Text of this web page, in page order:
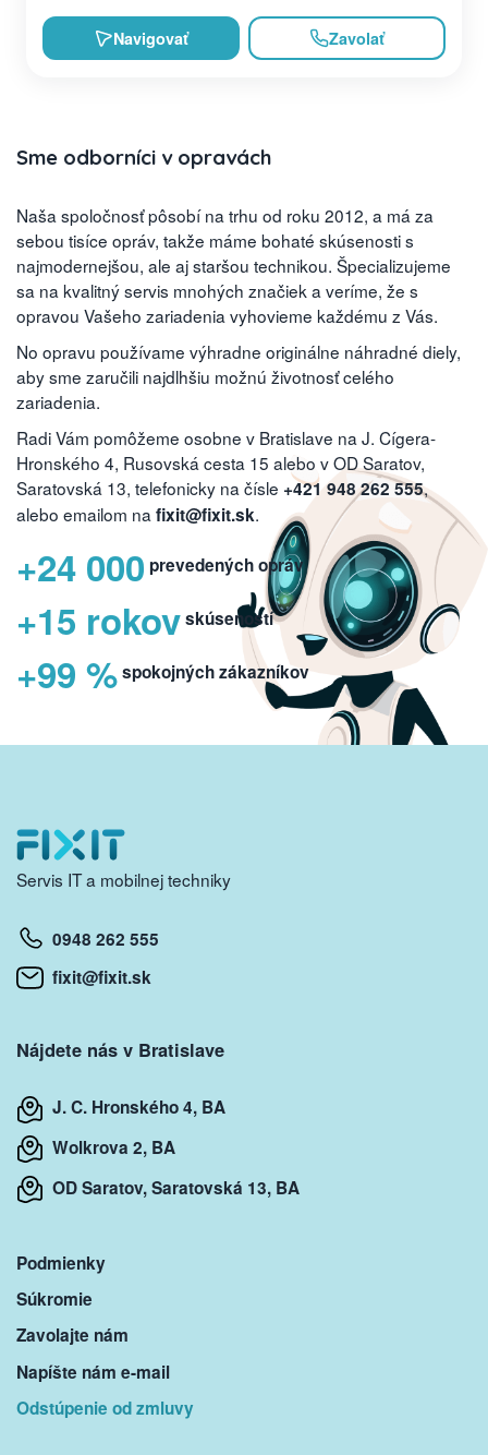
Navigovať Zavolať
Sme odborníci v opravách
Naša spoločnosť pôsobí na trhu od roku 2012, a má za
sebou tisíce opráv, takže máme bohaté skúsenosti s
najmodernejšou, ale aj staršou technikou. Špecializujeme
sa na kvalitný servis mnohých značiek a veríme, že s
opravou Vašeho zariadenia vyhovieme každému z Vás.
No opravu používame výhradne originálne náhradné diely,
aby sme zaručili najdlhšiu možnú životnosť celého
zariadenia.
Radi Vám pomôžeme osobne v Bratislave na J. Cígera-
Hronského 4, Rusovská cesta 15 alebo v OD Saratov,
Saratovská 13, telefonicky na čísle +421 948 262 555,
alebo emailom na fixit@fixit.sk.
+24 000 prevedených opráv
+15 rokovskúseností
+99 %spokojných zákazníkov
Servis IT a mobilnej techniky
0948 262 555
fixit@fixit.sk
Nájdete nás v Bratislave
J. C. Hronského 4, BA
Wolkrova 2, BA
OD Saratov, Saratovská 13, BA
Podmienky
Súkromie
Zavolajte nám
Napíšte nám e-mail
Odstúpenie od zmluvy